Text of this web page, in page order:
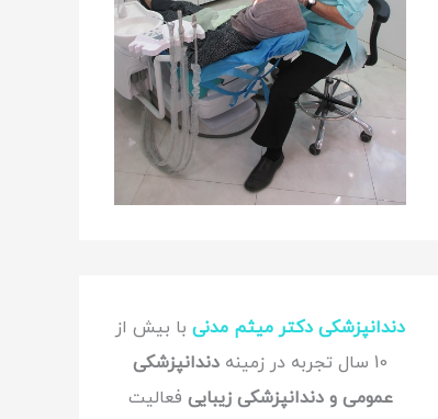
دندانپزشکی دکتر میثم مدنی با بیش از
10 سال تجربه در زمینه
دندانپزشکی
عمومی و دندانپزشکی زیبایی فعالیت